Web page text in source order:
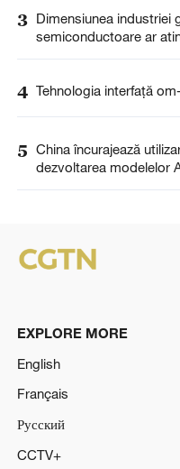
3 Dimensiunea industriei
semiconductoare ar
4 Tehnologia interfață
5 China încurajează
dezvoltarea modelelor
EXPLORE MORE
English
Français
Русский
CCTV+